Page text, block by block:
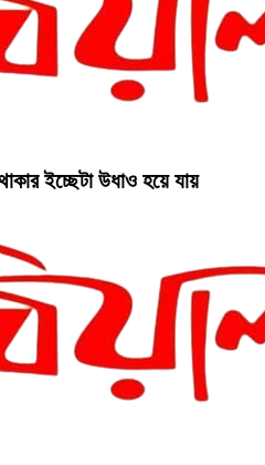
ইচ্ছেটা উধাও হয়ে যায়